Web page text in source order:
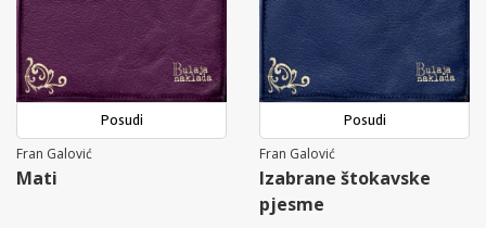
Posudi
Fran Galović
Mati
Posudi
Fran Galović
Izabrane štokavske
pjesme